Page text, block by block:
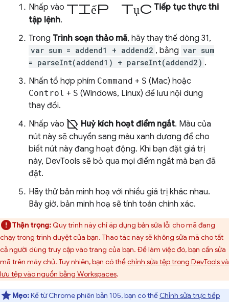
Nhấp vào tiếp tục Tiếp tục thực thi
tập lệnh.
Trong Trình soạn thảo mã, hãy thay thế dòng 31,
var sum = addend1 + addend2 , bằng var sum
= parseInt(addend1) + parseInt(addend2) .
Nhấn tổ hợp phím Command + S (Mac) hoặc
Control + S (Windows, Linux) để lưu nội dung
thay đổi.
Nhấp vào label_off Huỷ kích hoạt điểm ngắt. Màu của
nút này sẽ chuyển sang màu xanh dương để cho
biết nút này đang hoạt động. Khi bạn đặt giá trị
này, DevTools sẽ bỏ qua mọi điểm ngắt mà bạn đã
đặt.
Hãy thử bản minh hoạ với nhiều giá trị khác nhau.
Bây giờ, bản minh hoạ sẽ tính toán chính xác.
Thận trọng:Quy trình này chỉ áp dụng bản sửa lỗi cho mã đang
chạy trong trình duyệt của bạn. Thao tác này sẽ không sửa mã cho tất
cả người dùng truy cập vào trang của bạn. Để làm việc đó, bạn cần sửa
mã trên máy chủ. Tuy nhiên, bạn có thểchỉnh sửa tệp trong DevTools và
lưu tệp vào nguồn bằng Workspaces.
Mẹo:Kể từ Chrome phiên bản 105, bạn có thể Chỉnh sửa trực tiếp